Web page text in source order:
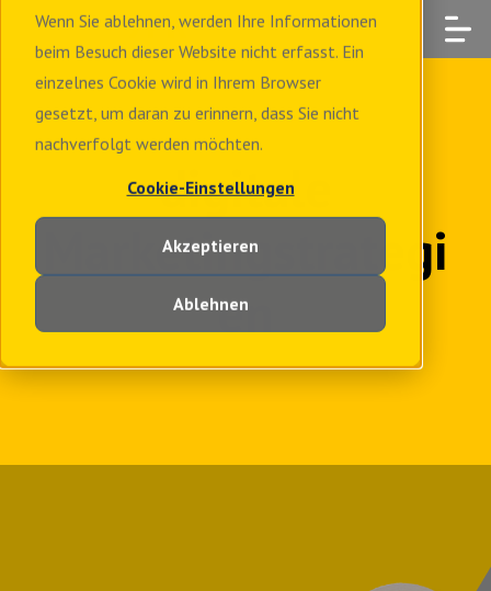
Wenn Sie ablehnen, werden Ihre Informationen
beim Besuch dieser Website nicht erfasst. Ein
einzelnes Cookie wird in Ihrem Browser
gesetzt, um daran zu erinnern, dass Sie nicht
nachverfolgt werden möchten.
Cookie-Einstellungen
Akzeptieren
Ablehnen
digitale
Marketingstrategi
en